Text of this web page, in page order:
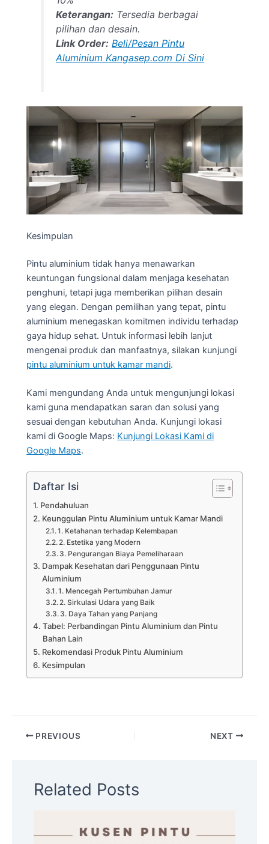
Keterangan: Tersedia berbagai
pilihan dan desain.
Link Order: Beli/Pesan Pintu
Aluminium Kangasep.com Di Sini
Kesimpulan
Pintu aluminium tidak hanya menawarkan
keuntungan fungsional dalam menjaga kesehatan
penghuni, tetapi juga memberikan pilihan desain
yang elegan. Dengan pemilihan yang tepat, pintu
aluminium menegaskan komitmen individu terhadap
gaya hidup sehat. Untuk informasi lebih lanjut
mengenai produk dan manfaatnya, silakan kunjungi
pintu aluminium untuk kamar mandi.
Kami mengundang Anda untuk mengunjungi lokasi
kami guna mendapatkan saran dan solusi yang
sesuai dengan kebutuhan Anda. Kunjungi lokasi
kami di Google Maps: Kunjungi Lokasi Kami di
Google Maps.
Daftar Isi
Pendahuluan
Keunggulan Pintu Aluminium untuk Kamar Mandi
1. Ketahanan terhadap Kelembapan
2. Estetika yang Modern
3. Pengurangan Biaya Pemeliharaan
Dampak Kesehatan dari Penggunaan Pintu
Aluminium
1. Mencegah Pertumbuhan Jamur
2. Sirkulasi Udara yang Baik
3. Daya Tahan yang Panjang
Tabel: Perbandingan Pintu Aluminium dan Pintu
Bahan Lain
Rekomendasi Produk Pintu Aluminium
Kesimpulan
PREVIOUS NEXT
Related Posts